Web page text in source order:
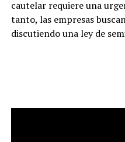
cautelar requiere una
tanto, las empresas
discutiendo una ley de